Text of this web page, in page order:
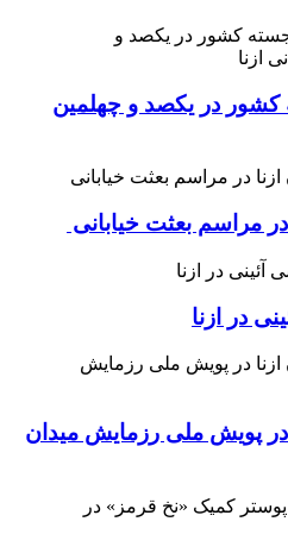
در یکصد و چهلمین
مراسم بعثت خیابانی
در ازنا
در پویش ملی رزمایش میدان